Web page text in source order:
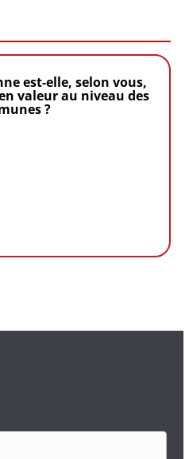
est-elle, selon vous,
valeur au niveau des
?